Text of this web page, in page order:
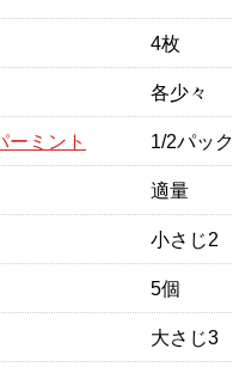
4枚
各少々
ーミント 1/2パック
適量
小さじ2
5個
大さじ3